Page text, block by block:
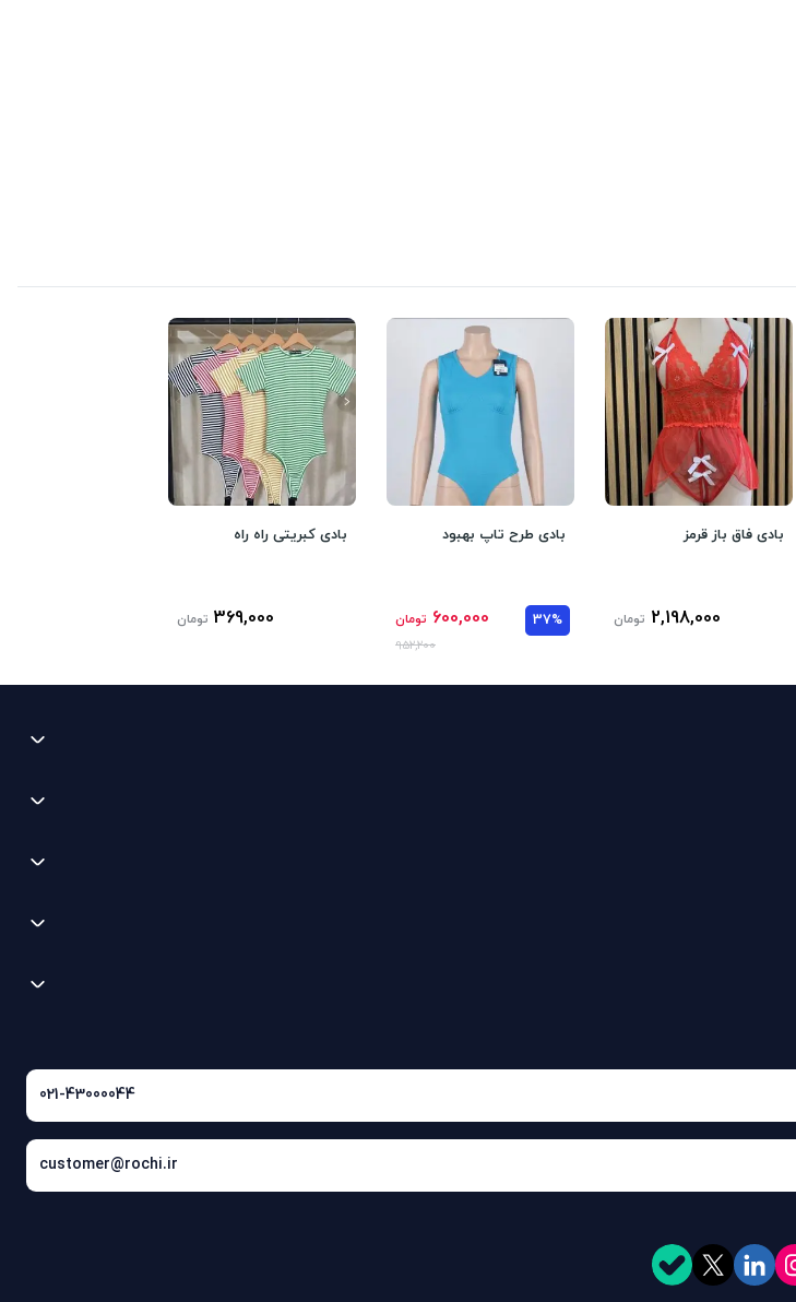
بادی فاق باز قرمز
2,198,000 تومان
بادی طرح تاپ بهبود
37%
600,000 تومان
952,200
بادی کبریتی راه راه
369,000 تومان
021-43000044
customer@rochi.ir